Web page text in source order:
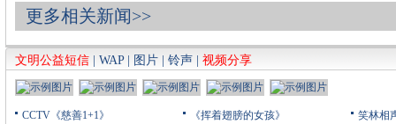
更多相关新闻>>
文明公益短信 WAP| 图片 铃声 视频分享
CCTV《慈善1+1》
《挥着翅膀的女孩》
笑林相